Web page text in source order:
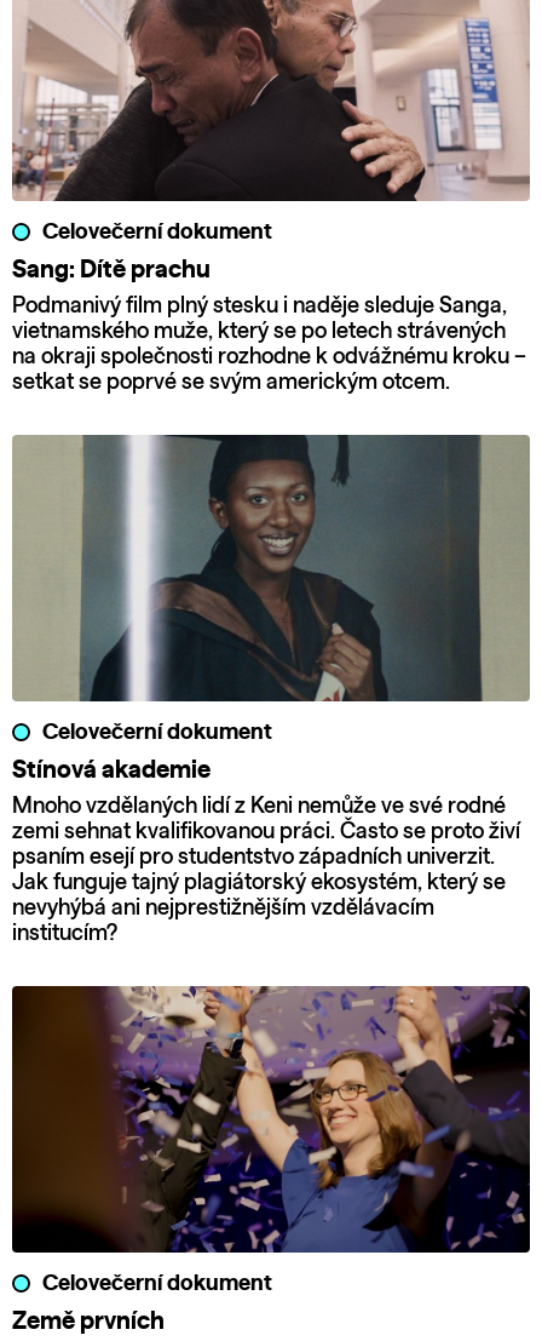
Celovečerní dokument
Sang: Dítě prachu
Podmanivý film plný stesku i naděje sleduje Sanga,
vietnamského muže, který se po letech strávených
na okraji společnosti rozhodne k odvážnému kroku –
setkat se poprvé se svým americkým otcem.
Celovečerní dokument
Stínová akademie
Mnoho vzdělaných lidí z Keni nemůže ve své rodné
zemi sehnat kvalifikovanou práci. Často se proto živí
psaním esejí pro studentstvo západních univerzit.
Jak funguje tajný plagiátorský ekosystém, který se
nevyhýbá ani nejprestižnějším vzdělávacím
institucím?
Celovečerní dokument
Země prvních